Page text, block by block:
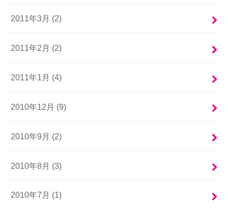
2011年3月 (2)
2011年2月 (2)
2011年1月 (4)
2010年12月 (9)
2010年9月 (2)
2010年8月 (3)
2010年7月 (1)